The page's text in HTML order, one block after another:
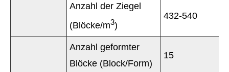
Anzahl der Ziegel
(Blöcke/m3)
432-540
Anzahl geformter
Blöcke (Block/Form)
15